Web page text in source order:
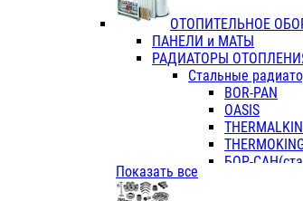
ОТОПИТЕЛЬНОЕ
ПАНЕЛИ и МАТЫ
РАДИАТОРЫ
Стальные
BOR-PAN
OASIS
БОР-
Показать все